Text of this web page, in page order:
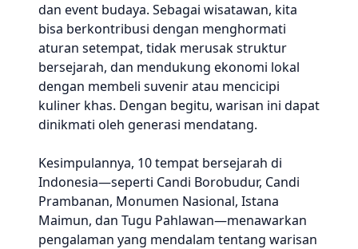
dan event budaya. Sebagai wisatawan, kita
bisa berkontribusi dengan menghormati
aturan setempat, tidak merusak struktur
bersejarah, dan mendukung ekonomi lokal
dengan membeli suvenir atau mencicipi
kuliner khas. Dengan begitu, warisan ini dapat
dinikmati oleh generasi mendatang.
Kesimpulannya, 10 tempat bersejarah di
Indonesia—seperti Candi Borobudur, Candi
Prambanan, Monumen Nasional, Istana
Maimun, dan Tugu Pahlawan—menawarkan
pengalaman yang mendalam tentang warisan